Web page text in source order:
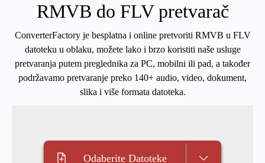
RMVB do FLV pretvarač
ConverterFactory je besplatna i online pretvoriti RMVB u FLV
datoteku u oblaku, možete lako i brzo koristiti naše usluge
pretvaranja putem preglednika za PC, mobilni ili pad, a također
podržavamo pretvaranje preko 140+ audio, video, dokument,
slika i više formata datoteka.
Odaberite Datoteke